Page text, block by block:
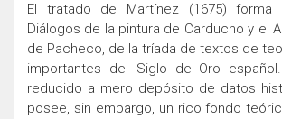
El tratado de Martínez (1675)
Diálogos de la pintura de Carducho y el
de Pacheco, de la tríada de textos de
importantes del Siglo de Oro español.
reducido a mero depósito de datos
posee, sin embargo, un rico fondo